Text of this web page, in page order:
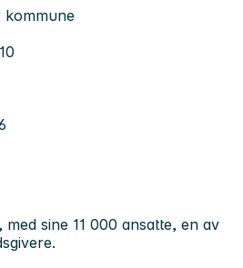
kommune
sine 11 000 ansatte, en av